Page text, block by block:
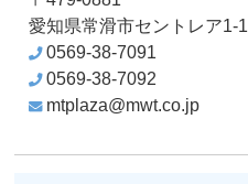
愛知県常滑市セントレア1-1
0569-38-7091
0569-38-7092
mtplaza@mwt.co.jp